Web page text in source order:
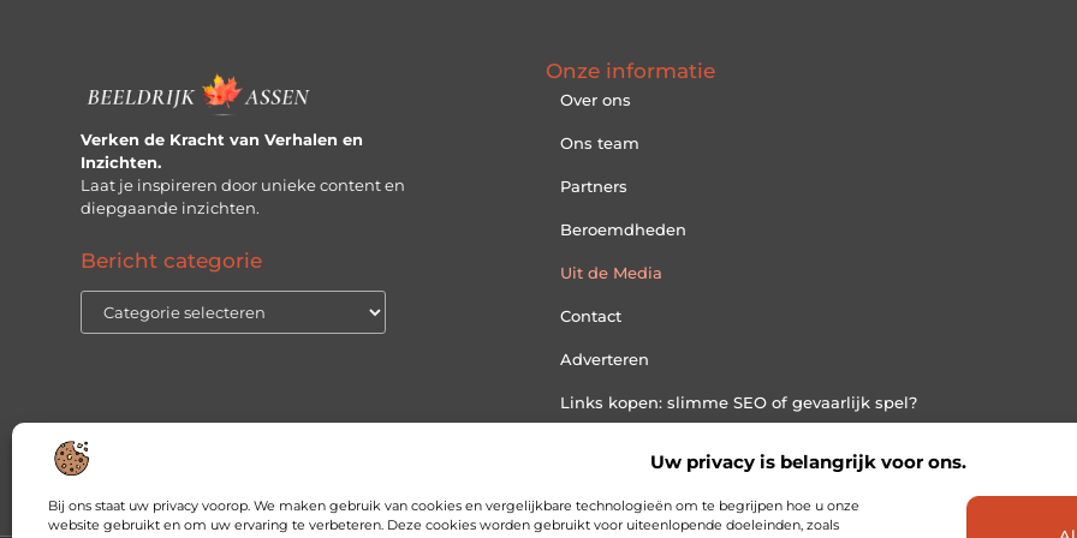
Uw privacy is belangrijk voor ons.
Bij ons staat uw privacy voorop. We maken gebruik van cookies en vergelijkbare technologieën om te begrijpen hoe u onze
website gebruikt en om uw ervaring te verbeteren. Deze cookies worden gebruikt voor uiteenlopende doeleinden, zoals
Verken de Kracht van Verhalen en
Inzichten.
Laat je inspireren door unieke content en
diepgaande inzichten.
Bericht categorie
Onze informatie
Over ons
Ons team
Partners
Beroemdheden
Uit de Media
Contact
Adverteren
Links kopen: slimme SEO of gevaarlijk spel?